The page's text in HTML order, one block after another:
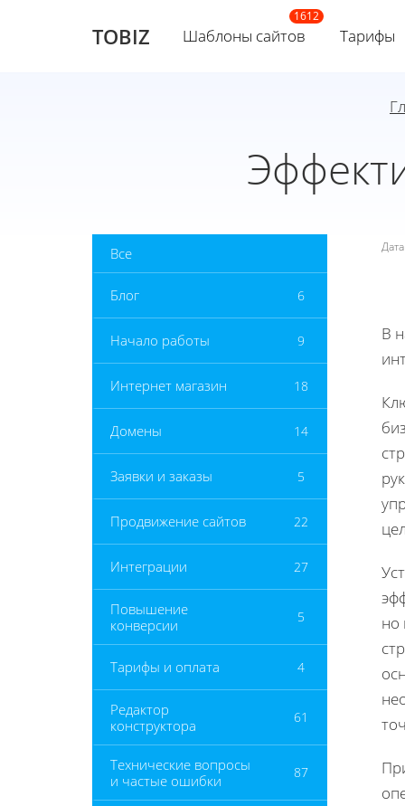
TOBIZ Шаблоны сайтов Тарифы
Все
Блог 6
Начало работы 9
Интернет магазин 18
Домены 14
Заявки и заказы 5
Продвижение сайтов 22
Интеграции 27
Повышение
конверсии
5
Тарифы и оплата 4
Редактор
конструктора
61
Технические вопросы
и частые ошибки
87
В
но